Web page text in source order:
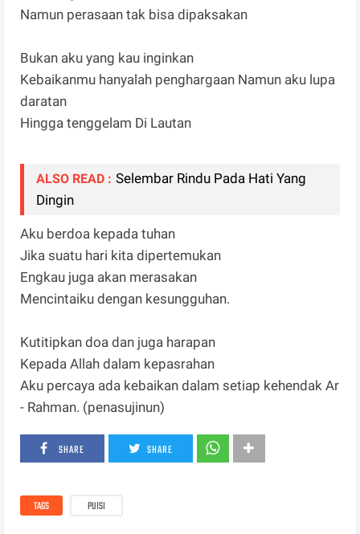
Namun perasaan tak bisa dipaksakan
Bukan aku yang kau inginkan
Kebaikanmu hanyalah penghargaan Namun aku lupa
daratan
Hingga tenggelam Di Lautan
ALSO READ : Selembar Rindu Pada Hati Yang
Dingin
Aku berdoa kepada tuhan
Jika suatu hari kita dipertemukan
Engkau juga akan merasakan
Mencintaiku dengan kesungguhan.
Kutitipkan doa dan juga harapan
Kepada Allah dalam kepasrahan
Aku percaya ada kebaikan dalam setiap kehendak Ar
- Rahman. (penasujinun)
SHARE SHARE
TAGS PUISI